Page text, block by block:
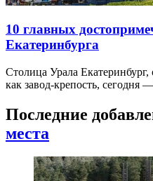
10 главных
Екатеринбурга
Столица Урала
как завод-крепость,
Последние
места